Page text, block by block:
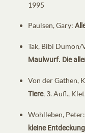
1995
Paulsen, Gary:
Tak, Bibi Dumon/
Maulwurf. Die
Von der Gathen,
Tiere, 3. Aufl.,
Wohlleben, Peter:
kleine